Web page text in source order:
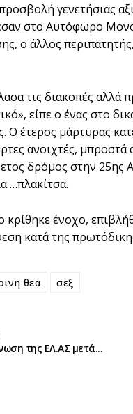
γενετήσιας
στο Αυτόφωρο
ο άλλος
τις διακοπές αλλά
είπε ο ένας στο
Ο έτερος μάρτυρας
ανοιχτές,
δρόμος στην 25ης
…πλακίτσα.
κρίθηκε ένοχο,
κατά της
θεα σεξ
της ΕΛ.ΑΣ μετά...